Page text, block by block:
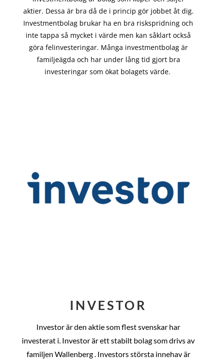
aktier. Dessa är bra då de i princip görjobbet åt dig.
Investmentbolag brukar ha en bra riskspridning och
inte tappa så mycket i värde men kan såklart också
göra felinvesteringar. Många investmentbolag är
familjeägda och har under lång tid gjort bra
investeringar som ökat bolagets värde.
INVESTOR
Investor är den aktie som flest svenskar har
investerat i. Investor är ett stabilt bolag som drivs av
familjen Wallenberg . Investors största innehav är